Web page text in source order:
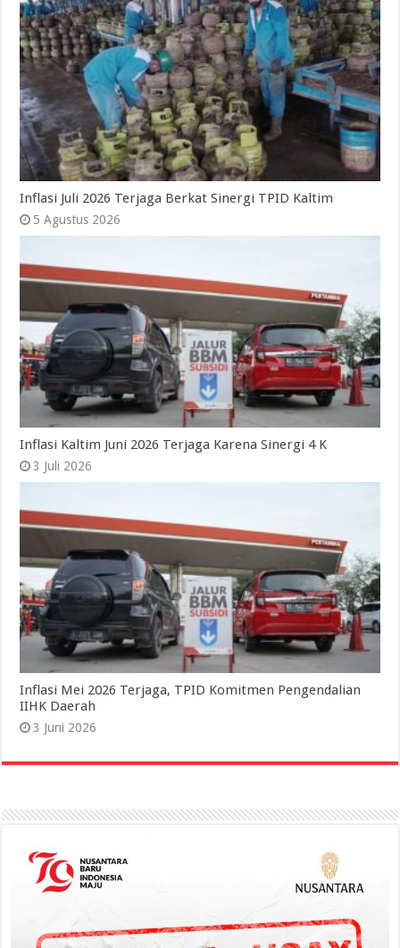
Inflasi Juli 2026 Terjaga Berkat Sinergi TPID Kaltim
5 Agustus 2026
Inflasi Kaltim Juni 2026 Terjaga Karena Sinergi 4 K
3 Juli 2026
Inflasi Mei 2026 Terjaga, TPID Komitmen Pengendalian
IIHK Daerah
3 Juni 2026